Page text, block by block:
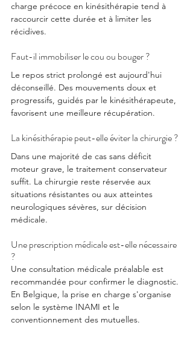
charge précoce en kinésithérapie tend à
raccourcir cette durée et à limiter les
récidives.
Faut-il immobiliser le cou ou bouger ?
Le repos strict prolongé est aujourd'hui
déconseillé. Des mouvements doux et
progressifs, guidés par le kinésithérapeute,
favorisent une meilleure récupération.
La kinésithérapie peut-elle éviter la chirurgie ?
Dans une majorité de cas sans déficit
moteur grave, le traitement conservateur
suffit. La chirurgie reste réservée aux
situations résistantes ou aux atteintes
neurologiques sévères, sur décision
médicale.
Une prescription médicale est-elle nécessaire
?
Une consultation médicale préalable est
recommandée pour confirmer le diagnostic.
En Belgique, la prise en charge s'organise
selon le système INAMI et le
conventionnement des mutuelles.